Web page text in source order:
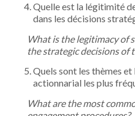
Quelle est la légitimité
dans les décisions
What is the legitimacy of
the strategic decisions of
Quels sont les thèmes
actionnarial les plus
What are the most